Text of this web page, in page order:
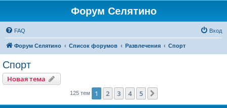
Форум Селятино
FAQ Вход
Форум Селятино Список форумов Развлечения Спорт
Спорт
Новая тема
125 тем 1 2 3 4 5